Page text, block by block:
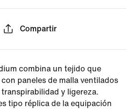
Compartir
combina un tejido que
paneles de malla ventilados
y ligereza.
tipo réplica de la equipación